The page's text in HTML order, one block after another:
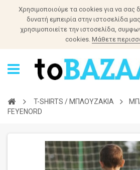
Χρησιμοποιούμε τα cookies για να σας
δυνατή εμπειρία στην ιστοσελίδα
χρησιμοποιείτε την ιστοσελίδα,
cookies. Μάθετε
T-SHIRTS / ΜΠΛΟΥΖΑΚΙΑ
FEYENORD